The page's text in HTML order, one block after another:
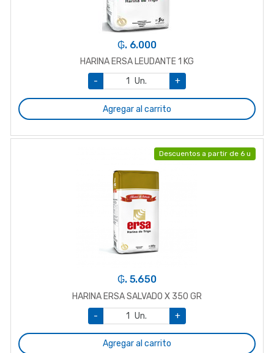
₲. 6.000
HARINA ERSA LEUDANTE 1 KG
-
Un. +
Agregar al carrito
Descuentos a partir de 6 u
₲. 5.650
HARINA ERSA SALVADO X 350 GR
-
Un. +
Agregar al carrito